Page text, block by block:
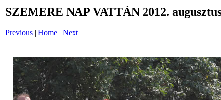
SZEMERE NAP VATTÁN 2012.
Previous | Home | Next